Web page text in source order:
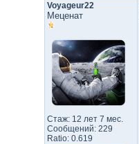
Voyageur22
Меценат
Стаж: 12 лет 7 мес.
Сообщений: 229
Ratio: 0.619